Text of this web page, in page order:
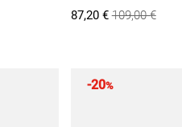
87,20 € 109,00 €
-20%